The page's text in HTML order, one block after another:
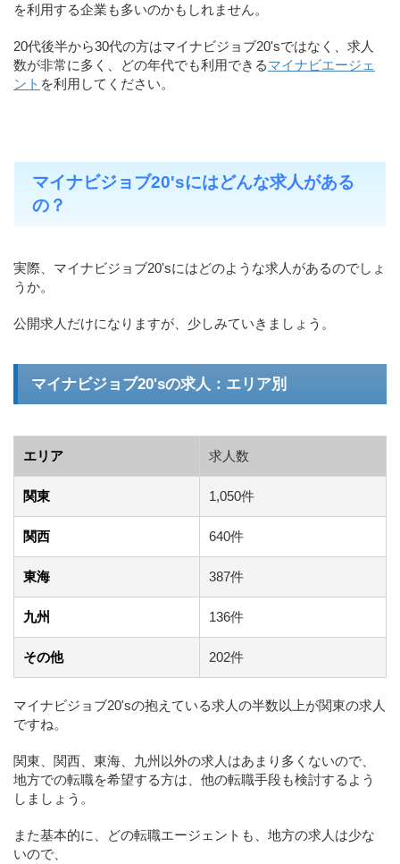
を利用する企業も多いのかもしれません。
20代後半から30代の方はマイナビジョブ20'sではなく、求人
数が非常に多く、どの年代でも利用できるマイナビエージェ
ント を利用してください。
マイナビジョブ20'sにはどんな求人がある
の？
実際、マイナビジョブ20'sにはどのような求人があるのでしょ
うか。
公開求人だけになりますが、少しみていきましょう。
マイナビジョブ20'sの求人：エリア別
エリア 求人数
関東 1,050件
関西 640件
東海 387件
九州 136件
その他 202件
マイナビジョブ20'sの抱えている求人の半数以上が関東の求人
ですね。
関東、関西、東海、九州以外の求人はあまり多くないので、
地方での転職を希望する方は、他の転職手段も検討するよう
しましょう。
また基本的に、どの転職エージェントも、地方の求人は少な
いので、